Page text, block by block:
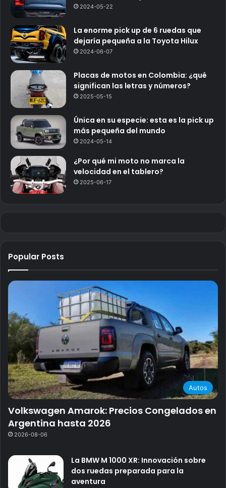
2024-05-22
La enorme pick up de 6 ruedas que
dejaría pequeña a la Toyota Hilux
2024-06-07
Placas de motos en Colombia: ¿qué
significan las letras y números?
2025-05-15
Única en su especie: esta es la pick up
más pequeña del mundo
2024-05-14
¿Por qué mi moto no marca la
velocidad en el tablero?
2025-06-17
Popular Posts
Autos
Volkswagen Amarok: Precios Congelados en
Argentina hasta 2026
2026-08-06
La BMW M 1000 XR: Innovación sobre
dos ruedas preparada para la
aventura